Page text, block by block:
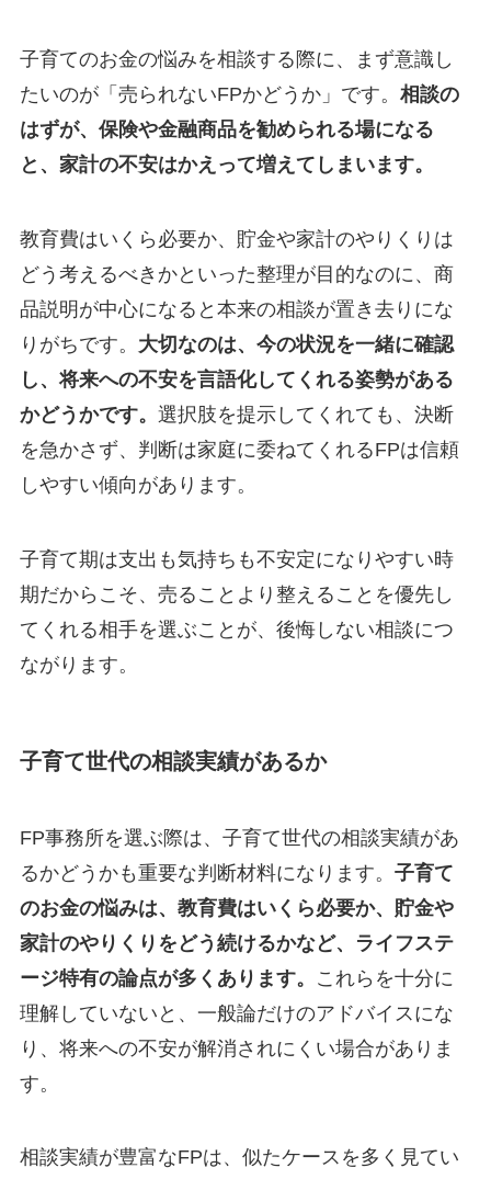
子育てのお金の悩みを相談する際に、まず意識し
たいのが「売られないFPかどうか」です。 相談の
はずが、保険や金融商品を勧められる場になる
と、家計の不安はかえって増えてしまいます。
教育費はいくら必要か、貯金や家計のやりくりは
どう考えるべきかといった整理が目的なのに、商
品説明が中心になると本来の相談が置き去りにな
りがちです。 大切なのは、今の状況を一緒に確認
し、将来への不安を言語化してくれる姿勢がある
かどうかです。 選択肢を提示してくれても、決断
を急かさず、判断は家庭に委ねてくれるFPは信頼
しやすい傾向があります。
子育て期は支出も気持ちも不安定になりやすい時
期だからこそ、売ることより整えることを優先し
てくれる相手を選ぶことが、後悔しない相談につ
ながります。
子育て世代の相談実績があるか
FP事務所を選ぶ際は、子育て世代の相談実績があ
るかどうかも重要な判断材料になります。 子育て
のお金の悩みは、教育費はいくら必要か、貯金や
家計のやりくりをどう続けるかなど、ライフステ
ージ特有の論点が多くあります。
これらを十分に
理解していないと、一般論だけのアドバイスにな
り、将来への不安が解消されにくい場合がありま
す。
相談実績が豊富なFPは、似たケースを多く見てい